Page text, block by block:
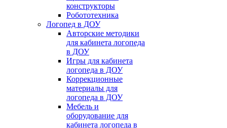
конструкторы
Робототехника
Логопед в ДОУ
Авторские методики
для кабинета логопеда
в ДОУ
Игры для кабинета
логопеда в ДОУ
Коррекционные
материалы для
логопеда в ДОУ
Мебель и
оборудование для
кабинета логопеда в